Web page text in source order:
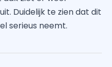
Duidelijk te zien dat dit
serieus neemt.